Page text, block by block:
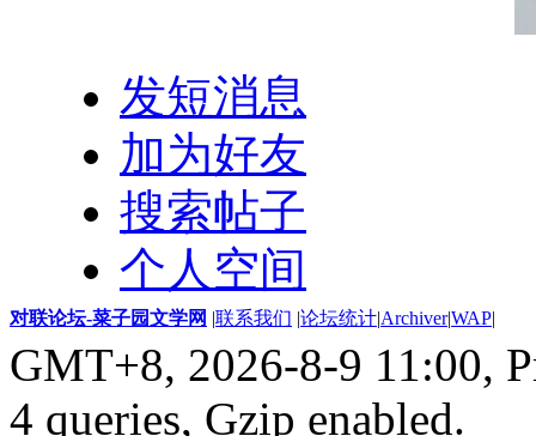
发短消息
加为好友
搜索帖子
个人空间
对联论坛-菜子园文学网 |联系我们 |论坛统计|Archiver|WAP|
GMT+8, 2026-8-9 11:00,
4 queries, Gzip enabled.